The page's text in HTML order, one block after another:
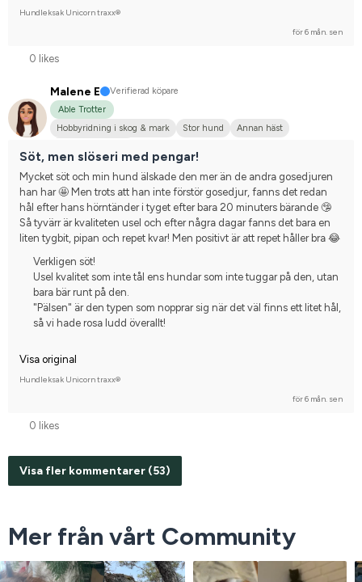
Hundleksak Unicorn traxx®
för 6 mån. sen
0 likes
Malene E
Verifierad köpare
Able Trotter
Hobbyridning i skog & mark
Stor hund
Annan häst
Söt, men slöseri med pengar!
Mycket söt och min hund älskade den mer än de andra gosedjuren
han har 🤩 Men trots att han inte förstör gosedjur, fanns det redan
hål efter hans hörntänder i tyget efter bara 20 minuters bärande 🤥
Så tyvärr är kvaliteten usel och efter några dagar fanns det bara en
liten tygbit, pipan och repet kvar! Men positivt är att repet håller bra 😂
Verkligen söt!
Usel kvalitet som inte tål ens hundar som inte tuggar på den, utan
bara bär runt på den.
"Pälsen" är den typen som nopprar sig när det väl finns ett litet hål,
så vi hade rosa ludd överallt!
Visa original
Hundleksak Unicorn traxx®
för 6 mån. sen
0 likes
Visa fler kommentarer (53)
Mer från vårt Community